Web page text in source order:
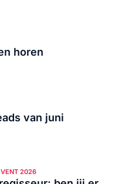
horen
van juni
2026